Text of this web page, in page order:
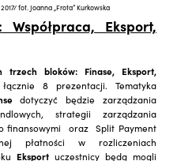
fot. Joanna „Frota” Kurkowska
Eksport,
trzech bloków: Finase, Eksport,
łącznie 8 prezentacji. Tematyka
dotyczyć będzie zarządzania
strategii zarządzania
finansowymi oraz Split Payment
płatności w rozliczeniach
Eksportuczestnicy będą mogli